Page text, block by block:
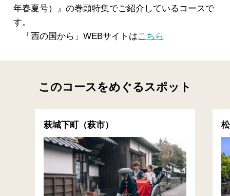
年春夏号）』の巻頭特集でご紹介しているコースで
す。
「西の国から」WEBサイトはこちら
このコースをめぐるスポット
萩城下町（萩市）